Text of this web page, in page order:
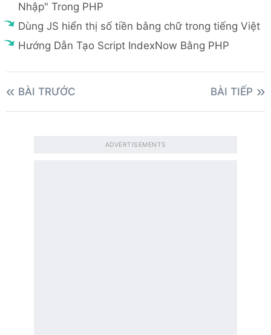
Nhập" Trong PHP
Dùng JS hiển thị số tiền bằng chữ trong tiếng Việt
Hướng Dẫn Tạo Script IndexNow Bằng PHP
BÀI TRƯỚC BÀI TIẾP
ADVERTISEMENTS